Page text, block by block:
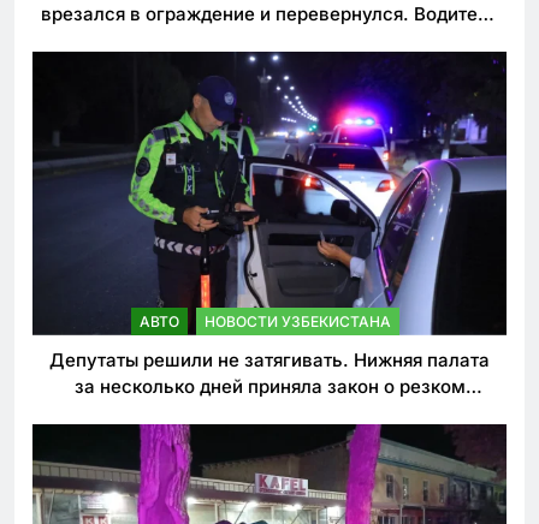
врезался в ограждение и перевернулся. Водитель
АВТО НОВОСТИ УЗБЕКИСТАНА
Депутаты решили не затягивать. Нижняя палата
за несколько дней приняла закон о резком